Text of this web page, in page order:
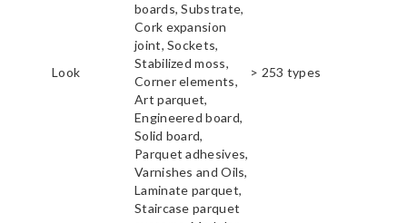
Look
boards, Substrate,
Cork expansion
joint, Sockets,
Stabilized moss,
Corner elements,
Art parquet,
Engineered board,
Solid board,
Parquet adhesives,
Varnishes and Oils,
Laminate parquet,
Staircase parquet
> 253 types